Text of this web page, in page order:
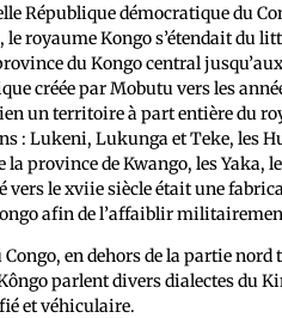
République démocratique du
le royaume Kongo s’étendait du
du Kongo central
créée par Mobutu vers les
un territoire à part entière du
: Lukeni, Lukunga et Teke, les
la province de Kwango, les Yaka,
vers le xviie siècle était une
afin de l’affaiblir
Congo, en dehors de la partie
parlent divers dialectes du
et véhiculaire.